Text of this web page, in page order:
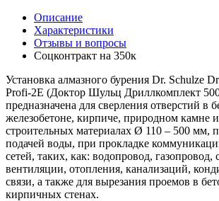
Описание
Характеристики
Отзывы и вопросы
Соцконтракт на 350к
Установка алмазного бурения Dr. Schulze
Profi-2E (Доктор Шульц Дриллкомплект
предназначена для сверления отверстий в
железобетоне, кирпиче, природном камне
строительных материалах Ø 110 – 500 мм,
подачей воды, при прокладке
сетей, таких, как: водопровод, газопровод,
вентиляции, отопления, канализаций,
связи, а также для вырезания проемов в
кирпичных стенах.